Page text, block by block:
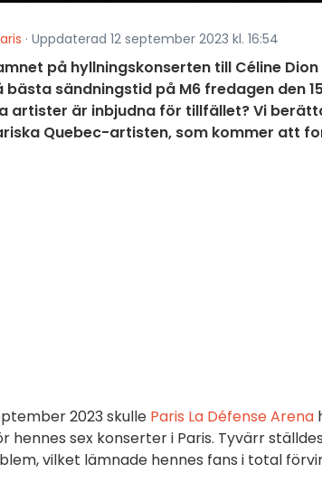
· Uppdaterad 12 september 2023 kl. 16:54
på hyllningskonserten till Céline
bästa sändningstid på M6 fredagen den
artister är inbjudna för tillfället? Vi
Quebec-artisten, som kommer att
2023 skulle Paris La Défense Arena
hennes sex konserter i Paris. Tyvärr
vilket lämnade hennes fans i total